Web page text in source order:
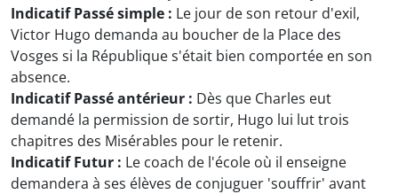
Indicatif Passé simple : Le jour de son retour d'exil,
Victor Hugo demanda au boucher de la Place des
Vosges si la République s'était bien comportée en son
absence.
Indicatif Passé antérieur : Dès que Charles eut
demandé la permission de sortir, Hugo lui lut trois
chapitres des Misérables pour le retenir.
Indicatif Futur : Le coach de l'école où il enseigne
demandera à ses élèves de conjuguer 'souffrir' avant